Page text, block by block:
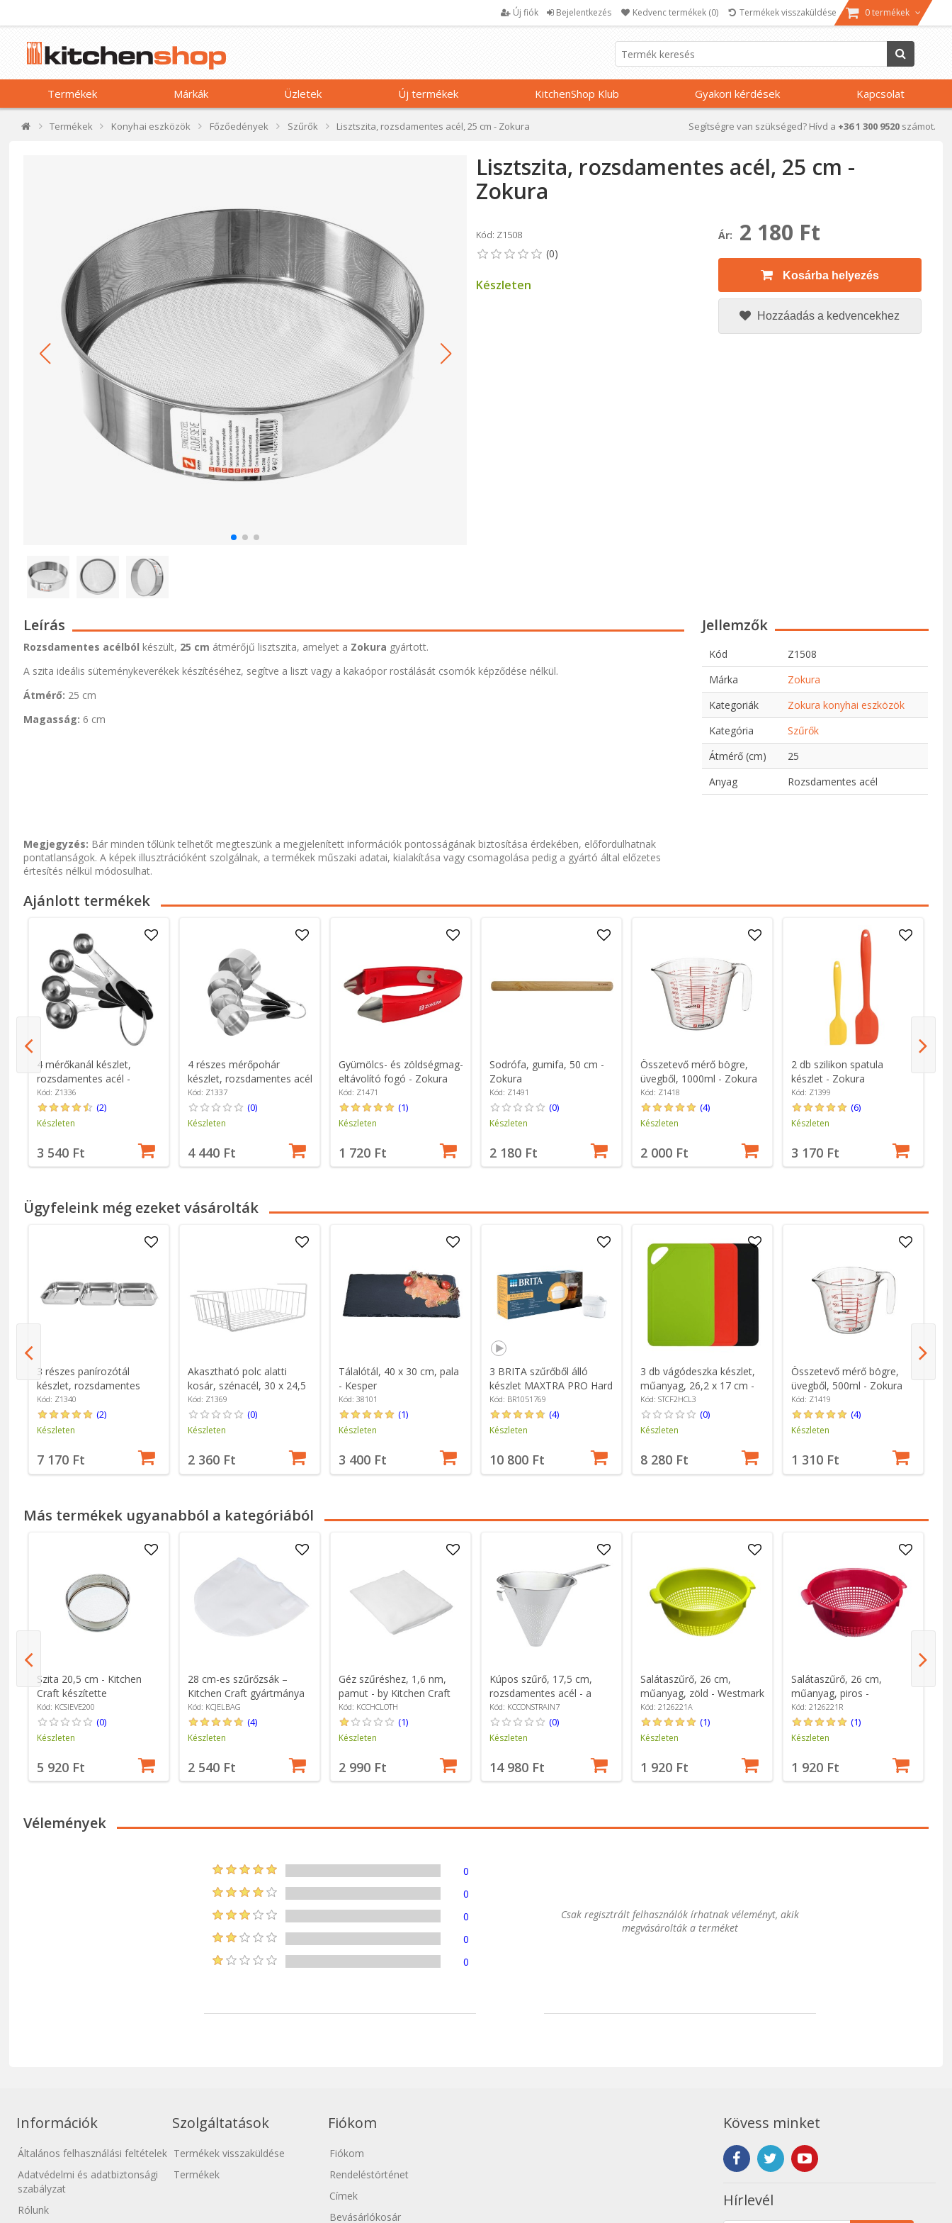
Új fiók Bejelentkezés Kedvenc termékek (0) Termékek visszaküldése 0 termékek
Termékek Márkák Üzletek Új termékek KitchenShop Klub Gyakori kérdések Kapcsolat
Termékek Konyhai eszközök Főzőedények Szűrők Lisztszita, rozsdamentes acél, 25 cm - Zokura Segítségre van szükséged? Hívd a +36 1 300 9520számot.
Lisztszita, rozsdamentes acél, 25 cm -
Zokura
Kód: Z1508
Készleten
Ár: 2 180 Ft
Kosárba helyezés
Hozzáadás a kedvencekhez
Leírás
Rozsdamentes acélból készült, 25 cm átmérőjű lisztszita, amelyet a Zokura gyártott.
A szita ideális süteménykeverékek készítéséhez, segítve a liszt vagy a kakaópor rostálását csomók képződése nélkül.
Átmérő: 25 cm
Magasság: 6 cm
Jellemzők
Kód
Z1508
Márka
Zokura
Kategoriák
Zokura konyhai eszközök
Kategória
Szűrők
Átmérő (cm)
25
Anyag
Rozsdamentes acél
Megjegyzés: Bár minden tőlünk telhetőt megteszünk a megjelenített információk pontosságának biztosítása érdekében, előfordulhatnak
pontatlanságok. A képek illusztrációként szolgálnak, a termékek műszaki adatai, kialakítása vagy csomagolása pedig a gyártó által előzetes
értesítés nélkül módosulhat.
Ajánlott termékek
4 mérőkanál készlet,
rozsdamentes acél -
Zokura
Kód: Z1336
(2)
Készleten
3 540 Ft
4 részes mérőpohár
készlet, rozsdamentes acél
- Zokura
Kód: Z1337
(0)
Készleten
4 440 Ft
Gyümölcs- és zöldségmag-
eltávolító fogó - Zokura
Kód: Z1471
(1)
Készleten
1 720 Ft
Sodrófa, gumifa, 50 cm -
Zokura
Kód: Z1491
(0)
Készleten
2 180 Ft
Összetevő mérő bögre,
üvegből, 1000ml - Zokura
Kód: Z1418
(4)
Készleten
2 000 Ft
2 db szilikon spatula
készlet - Zokura
Kód: Z1399
(6)
Készleten
3 170 Ft
Ügyfeleink még ezeket vásárolták
3 részes panírozótál
készlet, rozsdamentes
acél, 15x22x3 cm - Zokura
Kód: Z1340
(2)
Készleten
7 170 Ft
Akasztható polc alatti
kosár, szénacél, 30 x 24,5
x 10 cm - Zokura
Kód: Z1369
(0)
Készleten
2 360 Ft
Tálalótál, 40 x 30 cm, pala
- Kesper
Kód: 38101
(1)
Készleten
3 400 Ft
3 BRITA szűrőből álló
készlet MAXTRA PRO Hard
Water Expert
Kód: BR1051769
(4)
Készleten
10 800 Ft
3 db vágódeszka készlet,
műanyag, 26,2 x 17 cm -
Candl
Kód: STCF2HCL3
(0)
Készleten
8 280 Ft
Összetevő mérő bögre,
üvegből, 500ml - Zokura
Kód: Z1419
(4)
Készleten
1 310 Ft
Más termékek ugyanabból a kategóriából
Szita 20,5 cm - Kitchen
Craft készítette
Kód: KCSIEVE200
(0)
Készleten
5 920 Ft
28 cm-es szűrőzsák –
Kitchen Craft gyártmánya
Kód: KCJELBAG
(4)
Készleten
2 540 Ft
Géz szűréshez, 1,6 nm,
pamut - by Kitchen Craft
Kód: KCCHCLOTH
(1)
Készleten
2 990 Ft
Kúpos szűrő, 17,5 cm,
rozsdamentes acél - a
Kitchen Craft cégtől
Kód: KCCONSTRAIN7
(0)
Készleten
14 980 Ft
Salátaszűrő, 26 cm,
műanyag, zöld - Westmark
Kód: 2126221A
(1)
Készleten
1 920 Ft
Salátaszűrő, 26 cm,
műanyag, piros -
Westmark
Kód: 2126221R
(1)
Készleten
1 920 Ft
Vélemények
0
0
0
0
0
Csak regisztrált felhasználók írhatnak véleményt, akik
megvásárolták a terméket
Információk
Általános felhasználási feltételek
Adatvédelmi és adatbiztonsági
szabályzat
Rólunk
Szolgáltatások
Termékek visszaküldése
Termékek
Fiókom
Fiókom
Rendeléstörténet
Címek
Bevásárlókosár
Kövess minket
Hírlevél